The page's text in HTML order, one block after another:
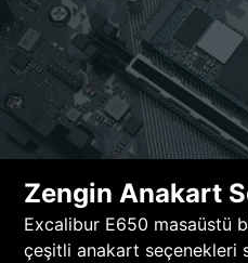
Zengin Anakart
Excalibur E650 masaüstü
çeşitli anakart seçenekleri